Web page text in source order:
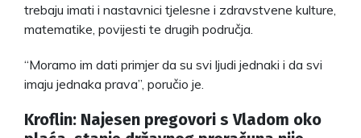
trebaju imati i nastavnici tjelesne i zdravstvene kulture,
matematike, povijesti te drugih područja.
“Moramo im dati primjer da su svi ljudi jednaki i da svi
imaju jednaka prava”, poručio je.
Kroflin: Najesen pregovori s Vladom oko